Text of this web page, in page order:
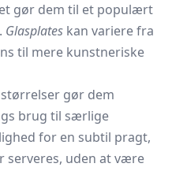
gør dem til et populært
Glasplates kan variere fra
til mere kunstneriske
gør dem
brug til særlige
for en subtil pragt,
serveres, uden at være